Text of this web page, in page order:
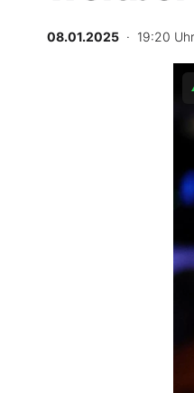
Experten
Mein B:O
Kontakt
08.01.2025 · 19:20 Uhr